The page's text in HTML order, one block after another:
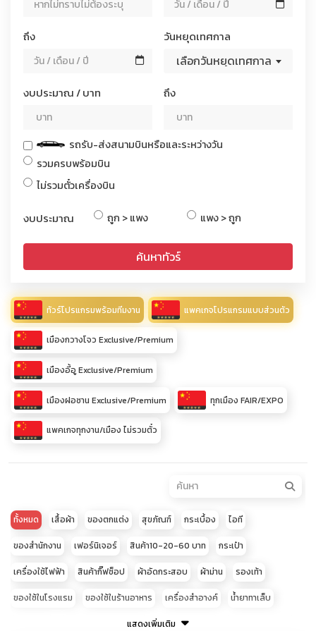
ถึง วันหยุดเทศกาล
เลือกวันหยุดเทศกาล
งบประมาณ / บาท ถึง
รถรับ-ส่งสนามบินหรือและระหว่างวัน
รวมครบพร้อมบิน
ไม่รวมตั๋วเครื่องบิน
งบประมาณ ถูก > แพง แพง > ถูก
ค้นหาทัวร์
ทัวร์โปรแกรมพร้อมทีมงาน แพคเกจโปรแกรมแบบส่วนตัว
เมืองกวางโจว Exclusive/Premium
เมืองอี้อู Exclusive/Premium
เมืองฝอซาน Exclusive/Premium ทุกเมือง FAIR/EXPO
แพคเกจทุกงาน/เมือง ไม่รวมตั๋ว
ทั้งหมด เสื้อผ้า ของตกแต่ง สุขภัณฑ์ กระเบื้อง ไอที
ของสำนักงาน เฟอร์นิเจอร์ สินค้า10-20-60 บาท กระเป๋า
เครื่องใช้ไฟฟ้า สินค้ากิ๊ฟช็อป ผ้าอัดกระสอบ ผ้าม่าน รองเท้า
ของใช้ในโรงแรม ของใช้ในร้านอาหาร เครื่องสำอางค์ น้ำยาทาเล็บ
อุปกรณ์โทรศัพท์มือถือ ของใช้สัตว์เลี้ยง
แสดงเพิ่มเติม